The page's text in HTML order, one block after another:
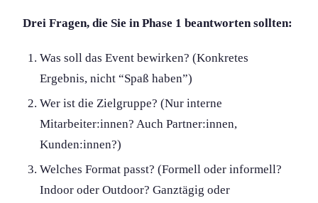
Drei Fragen, die Sie in Phase 1 beantworten sollten:
Was soll das Event bewirken? (Konkretes
Ergebnis, nicht “Spaß haben”)
Wer ist die Zielgruppe? (Nur interne
Mitarbeiter:innen? Auch Partner:innen,
Kunden:innen?)
Welches Format passt? (Formell oder informell?
Indoor oder Outdoor? Ganztägig oder